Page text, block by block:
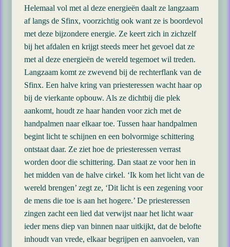
Helemaal vol met al deze energieën daalt ze langzaam
af langs de Sfinx, voorzichtig ook want ze is boordevol
met deze bijzondere energie. Ze keert zich in zichzelf
bij het afdalen en krijgt steeds meer het gevoel dat ze
met al deze energieën de wereld tegemoet wil treden.
Langzaam komt ze zwevend bij de rechterflank van de
Sfinx. Een halve kring van priesteressen wacht haar op
bij de vierkante opbouw. Als ze dichtbij die plek
aankomt, houdt ze haar handen voor zich met de
handpalmen naar elkaar toe. Tussen haar handpalmen
begint licht te schijnen en een bolvormige schittering
ontstaat daar. Ze ziet hoe de priesteressen verrast
worden door die schittering. Dan staat ze voor hen in
het midden van de halve cirkel. ‘Ik kom het licht van de
wereld brengen’ zegt ze, ‘Dit licht is een zegening voor
de mens die toe is aan het hogere.’ De priesteressen
zingen zacht een lied dat verwijst naar het licht waar
ieder mens diep van binnen naar uitkijkt, dat de belofte
inhoudt van vrede, elkaar begrijpen en aanvoelen, van